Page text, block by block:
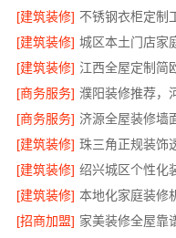
[建筑装修] 不锈钢衣柜定制
[建筑装修]
[建筑装修] 江西全屋定制简
[商务服务]
[商务服务]
[建筑装修]
[建筑装修]
[建筑装修] 本地化家庭装修
[招商加盟] 家美装修全屋靠